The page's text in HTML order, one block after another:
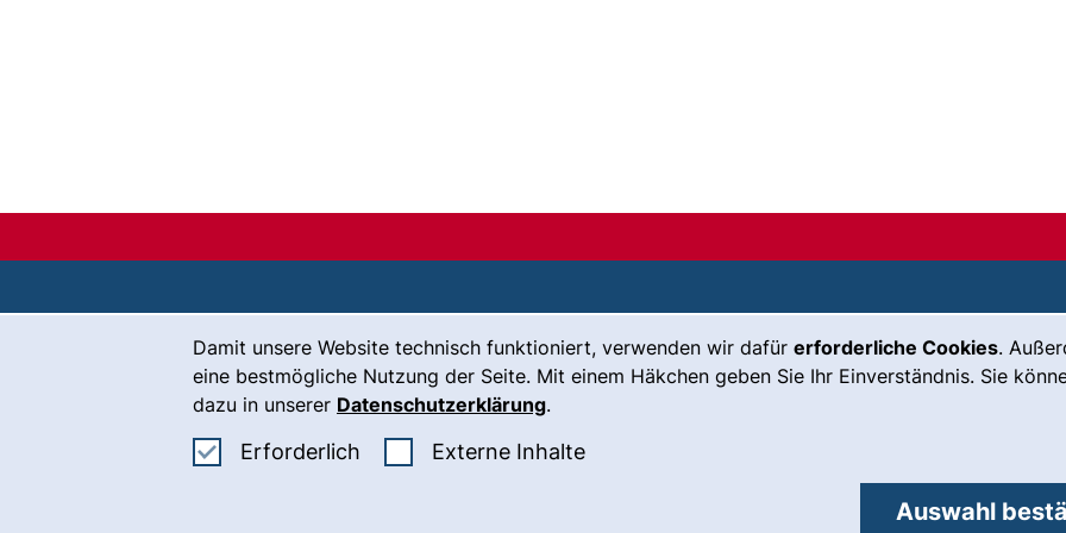
Damit unsere Website technisch funktioniert, verwenden wir dafür erforderliche Cookies.
eine bestmögliche Nutzung der Seite. Mit einem Häkchen geben Sie Ihr Einverständnis. Sie
dazu in unserer Datenschutzerklärung.
Erforderlich Erforderliche Cookies akzeptieren
Externe Inhalte: Externe Inhalte / Cookies akzeptieren
Auswahl
Kontakt
Karriere
Presse
(externer Link, öffnet neues Fenster)
Leichte Sprache
Gebärdensprache
Impressum
Cookie-
Einstellungen